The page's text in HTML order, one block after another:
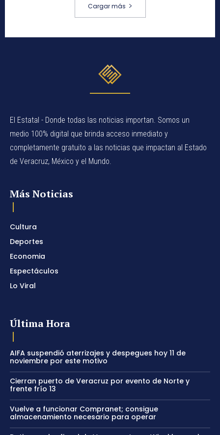
Cargar más
El Estatal - Donde todas las noticias importan. Somos un
medio 100% digital que brinda acceso inmediato y
completamente gratuito a las noticias que impactan al Estado
de Veracruz, México y el Mundo.
Más Noticias
Cultura
Deportes
Economia
Espectáculos
Lo Viral
Última Hora
AIFA suspendió aterrizajes y despegues hoy 11 de
noviembre por este motivo
Cierran puerto de Veracruz por evento de Norte y
frente frío 13
Vuelve a funcionar Compranet; consigue
almacenamiento necesario para operar